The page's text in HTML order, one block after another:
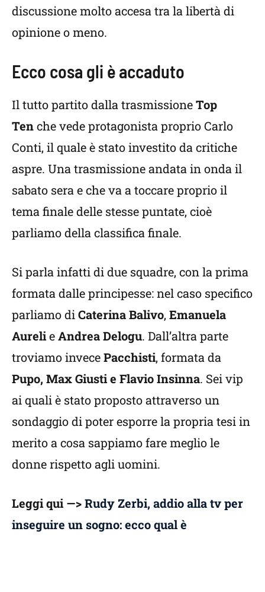
discussione molto accesa tra la libertà di
opinione o meno.
Ecco cosa gli è accaduto
Il tutto partito dalla trasmissioneTop
Tenche vede protagonista proprio Carlo
Conti, il quale è stato investito da critiche
aspre. Una trasmissione andata in onda il
sabato sera e che va a toccare proprio il
tema finale delle stesse puntate, cioè
parliamo della classifica finale.
Si parla infatti di due squadre, con la prima
formata dalle principesse: nel caso specifico
parliamo diCaterina Balivo, Emanuela
AurelieAndrea Delogu. Dall’altra parte
troviamo invecePacchisti, formata da
Pupo, Max Giusti e Flavio Insinna. Sei vip
ai quali è stato proposto attraverso un
sondaggio di poter esporre la propria tesi in
merito a cosa sappiamo fare meglio le
donne rispetto agli uomini.
Leggi qui —>Rudy Zerbi, addio alla tv per
inseguire un sogno: ecco qual è